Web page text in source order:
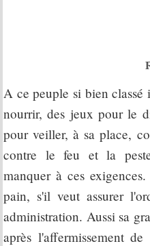
A ce peuple si bien
nourrir, des jeux pour le
pour veiller, à sa place,
contre le feu et la
manquer à ces
pain, s'il veut assurer
administration. Aussi sa
après l'affermissement